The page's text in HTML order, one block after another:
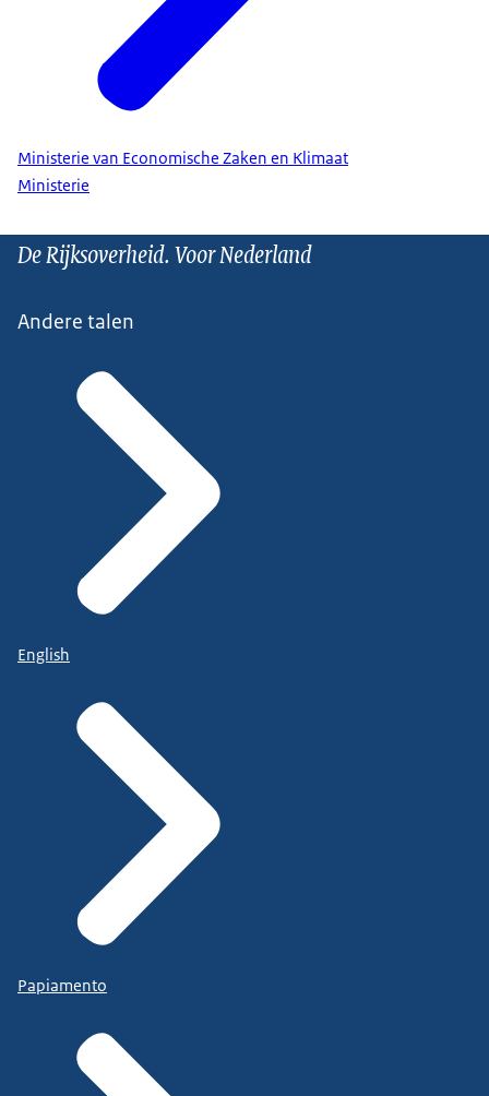
Ministerie van Economische Zaken en Klimaat
Ministerie
De Rijksoverheid. Voor Nederland
Andere talen
English
Papiamento